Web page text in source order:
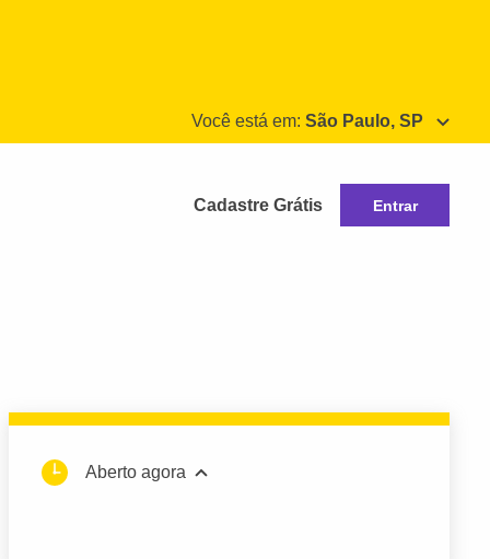
Você está em: São Paulo, SP
Cadastre Grátis Entrar
Aberto agora